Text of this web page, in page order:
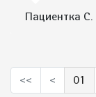
Пациентка С.
<< <
01